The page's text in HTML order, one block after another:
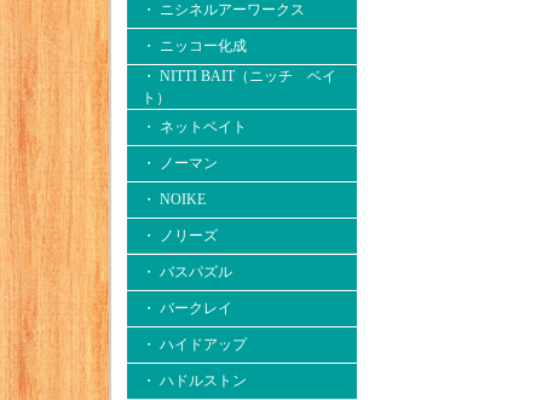
・ ニシネルアーワークス
・ ニッコー化成
・ NITTI BAIT（ニッチ ベイ
ト）
・ ネットベイト
・ ノーマン
・ NOIKE
・ ノリーズ
・ バスパズル
・ バークレイ
・ ハイドアップ
・ ハドルストン